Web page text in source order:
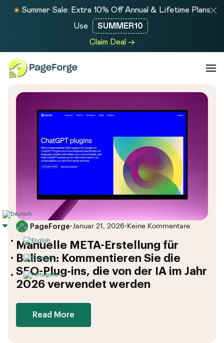
Summer Sale: Extra 10% Off Annual & Lifetime Plans
Use
SUMMER10
Claim Deal →
PageForge• Januar 21, 2026• Keine Kommentare
Manuelle META-Erstellung für
Balisen: Kommentieren Sie die
SEO-Plug-ins, die von der IA im Jahr
2026 verwendet werden
Read More